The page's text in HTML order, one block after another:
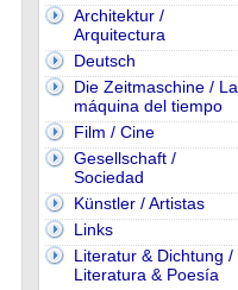
Architektur /
Arquitectura
Deutsch
Die Zeitmaschine / La
máquina del tiempo
Film / Cine
Gesellschaft /
Sociedad
Künstler / Artistas
Links
Literatur & Dichtung /
Literatura & Poesía